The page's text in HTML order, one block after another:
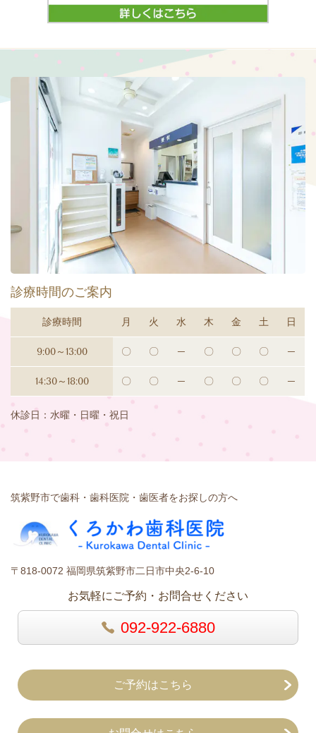
診療時間のご案内
診療時間 月 火 水 木 金 土 日
9:00～13:00 〇 〇 ─ 〇 〇 〇 ─
14:30～18:00 〇 〇 ─ 〇 〇 〇 ─
休診日：水曜・日曜・祝日
筑紫野市で歯科・歯科医院・歯医者をお探しの方へ
〒818-0072 福岡県筑紫野市二日市中央2-6-10
お気軽にご予約・お問合せください
092-922-6880
ご予約はこちら